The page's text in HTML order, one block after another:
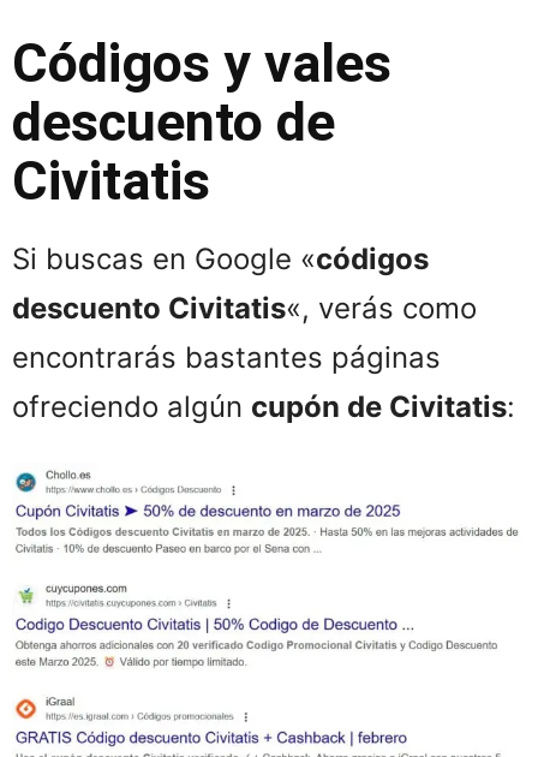
Códigos y vales
descuento de
Civitatis
Si buscas en Google «códigos
descuento Civitatis«, verás como
encontrarás bastantes páginas
ofreciendo algún cupón de Civitatis: